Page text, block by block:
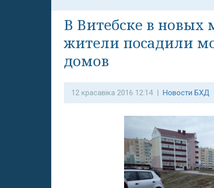
В Витебске в новых
жители посадили
домов
12 красавіка 2016 12:14 | Новости БХД